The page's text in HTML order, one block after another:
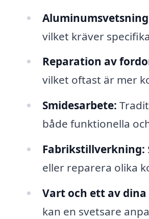
vilket kräver
Reparation av
vilket oftast är mer
Smidesarbete:
både funktionella
Fabrikstillverkning:
eller reparera olika
Vart och ett av
kan en svetsare